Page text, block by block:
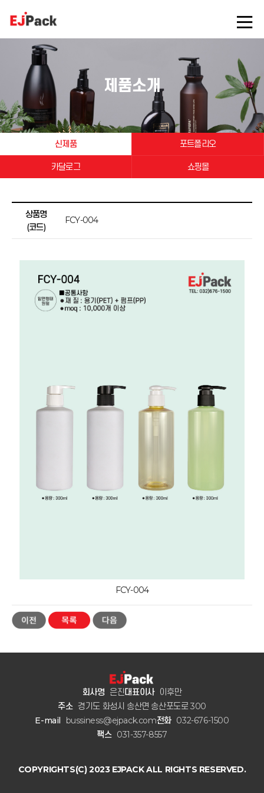
제품소개
신제품 포트폴리오
카달로그 쇼핑몰
상품명
(코드)
FCY-004
FCY-004
회사명 은진대표이사 이후만
주소 경기도 화성시 송산면 송산포도로 300
E-mail
bussiness@ejpack.com전화 032-676-1500
팩스 031-357-8557
COPYRIGHTS(C) 2023 EJPACK ALL RIGHTS RESERVED.